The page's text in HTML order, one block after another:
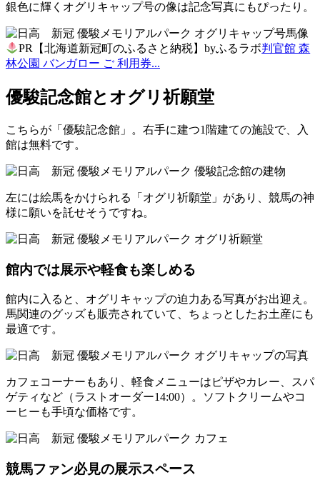
銀色に輝くオグリキャップ号の像は記念写真にもぴったり。
PR【北海道新冠町のふるさと納税】byふるラボ判官館 森
林公園 バンガロー ご 利用券...
優駿記念館とオグリ祈願堂
こちらが「優駿記念館」。右手に建つ1階建ての施設で、入
館は無料です。
左には絵馬をかけられる「オグリ祈願堂」があり、競馬の神
様に願いを託せそうですね。
館内では展示や軽食も楽しめる
館内に入ると、オグリキャップの迫力ある写真がお出迎え。
馬関連のグッズも販売されていて、ちょっとしたお土産にも
最適です。
カフェコーナーもあり、軽食メニューはピザやカレー、スパ
ゲティなど（ラストオーダー14:00）。ソフトクリームやコ
ーヒーも手頃な価格です。
競馬ファン必見の展示スペース